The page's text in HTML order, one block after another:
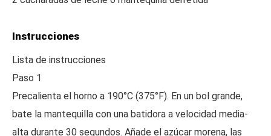
Instrucciones
Lista de instrucciones
Paso 1
Precalienta el horno a 190°C (375°F). En un bol grande,
bate la mantequilla con una batidora a velocidad media-
alta durante 30 segundos. Añade el azúcar morena, las